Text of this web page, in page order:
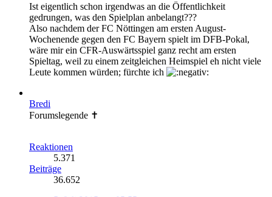
Ist eigentlich schon irgendwas an die Öffentlichkeit
gedrungen, was den Spielplan anbelangt???
Also nachdem der FC Nöttingen am ersten August-
Wochenende gegen den FC Bayern spielt im DFB-Pokal,
wäre mir ein CFR-Auswärtsspiel ganz recht am ersten
Spieltag, weil zu einem zeitgleichen Heimspiel eh nicht viele
Leute kommen würden; fürchte ich
Bredi
Forumslegende ✝
Reaktionen
5.371
Beiträge
36.652